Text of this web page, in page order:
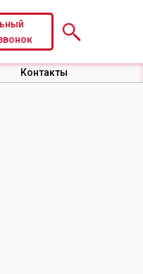
Контакты